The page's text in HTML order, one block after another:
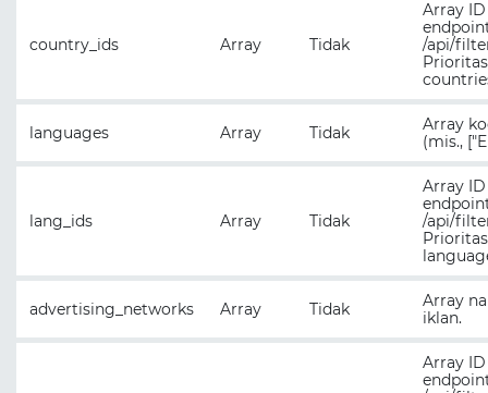
country_ids Array Tidak
Array
/api/
languages Array Tidak
Array
(mis.,
lang_ids Array Tidak
Array
/api/
advertising_networks Array Tidak
Array
iklan.
Array